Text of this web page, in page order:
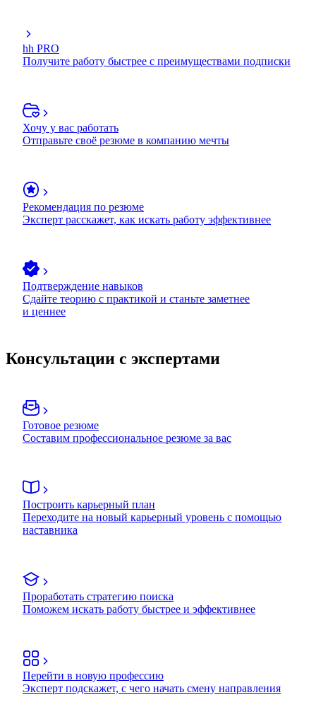
hh PRO
Получите работу быстрее с преимуществами подписки
Хочу у вас работать
Отправьте своё резюме в компанию мечты
Рекомендация по резюме
Эксперт расскажет, как искать работу эффективнее
Подтверждение навыков
Сдайте теорию с практикой и станьте заметнее
и ценнее
Консультации с экспертами
Готовое резюме
Составим профессиональное резюме за вас
Построить карьерный план
Переходите на новый карьерный уровень с помощью
наставника
Проработать стратегию поиска
Поможем искать работу быстрее и эффективнее
Перейти в новую профессию
Эксперт подскажет, с чего начать смену направления